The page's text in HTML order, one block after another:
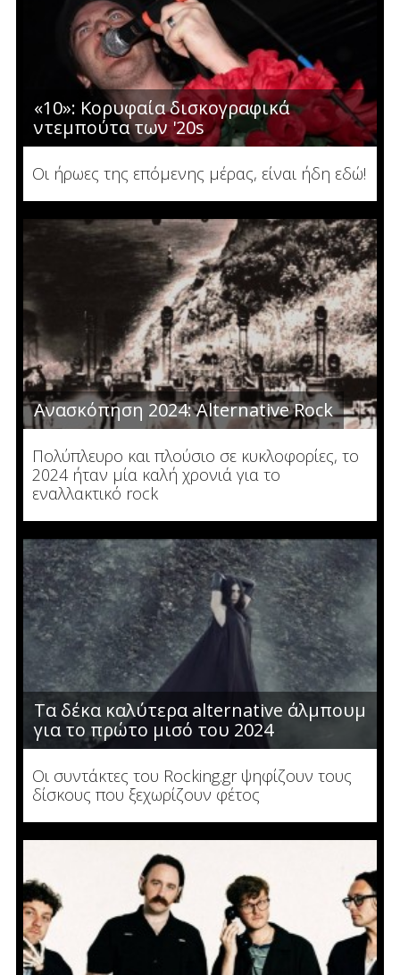
«10»: Κορυφαία δισκογραφικά
ντεμπούτα των '20s
Οι ήρωες της επόμενης μέρας, είναι ήδη εδώ!
Ανασκόπηση 2024: Alternative Rock
Πολύπλευρο και πλούσιο σε κυκλοφορίες, το
2024 ήταν μία καλή χρονιά για το
εναλλακτικό rock
Τα δέκα καλύτερα alternative άλμπουμ
για το πρώτο μισό του 2024
Οι συντάκτες του Rocking.gr ψηφίζουν τους
δίσκους που ξεχωρίζουν φέτος